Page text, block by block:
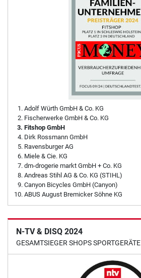
Adolf Würth GmbH & Co. KG
Fischerwerke GmbH & Co. KG
Fitshop GmbH
Dirk Rossmann GmbH
Ravensburger AG
Miele & Cie. KG
dm-drogerie markt GmbH + Co. KG
Andreas Stihl AG & Co. KG (STIHL)
Canyon Bicycles GmbH (Canyon)
ABUS August Bremicker Söhne KG
N-TV & DISQ 2024
GESAMTSIEGER SHOPS SPORTGERÄTE